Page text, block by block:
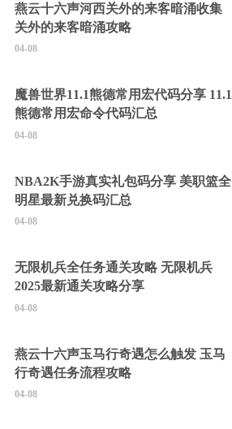
燕云十六声河西关外的来客暗涌收集
关外的来客暗涌攻略
04-08
魔兽世界11.1熊德常用宏代码分享 11.1
熊德常用宏命令代码汇总
04-08
NBA2K手游真实礼包码分享 美职篮全
明星最新兑换码汇总
04-08
无限机兵全任务通关攻略 无限机兵
2025最新通关攻略分享
04-08
燕云十六声玉马行奇遇怎么触发 玉马
行奇遇任务流程攻略
04-08